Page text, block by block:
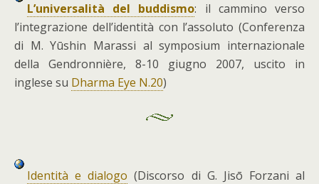
L’universalità del buddismo: il cammino verso
l’integrazione dell’identità con l’assoluto (Conferenza
di M. Yūshin Marassi al symposium internazionale
della Gendronnière, 8-10 giugno 2007, uscito in
inglese su Dharma Eye N.20)
Identità e dialogo (Discorso di G. Jisō Forzani al